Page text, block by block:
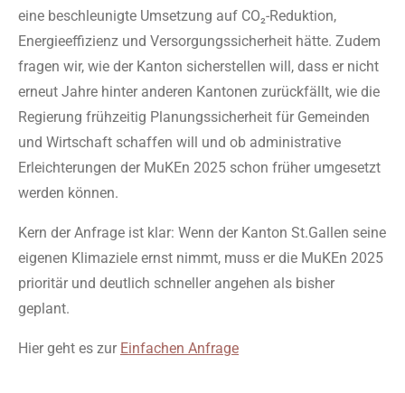
eine beschleunigte Umsetzung auf CO₂-Reduktion,
Energieeffizienz und Versorgungssicherheit hätte. Zudem
fragen wir, wie der Kanton sicherstellen will, dass er nicht
erneut Jahre hinter anderen Kantonen zurückfällt, wie die
Regierung frühzeitig Planungssicherheit für Gemeinden
und Wirtschaft schaffen will und ob administrative
Erleichterungen der MuKEn 2025 schon früher umgesetzt
werden können.
Kern der Anfrage ist klar: Wenn der Kanton St.Gallen seine
eigenen Klimaziele ernst nimmt, muss er die MuKEn 2025
prioritär und deutlich schneller angehen als bisher
geplant.
Hier geht es zur Einfachen Anfrage